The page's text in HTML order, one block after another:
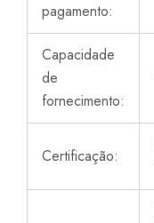
pagamento:
Capacidade
de
fornecimento:
Certificação: